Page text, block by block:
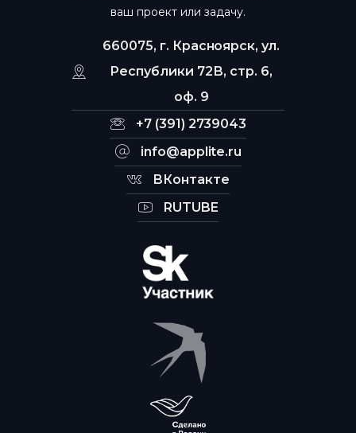
ваш проект или задачу.
660075, г. Красноярск, ул.
Республики 72В, стр. 6,
оф. 9
+7 (391) 2739043
info@applite.ru
ВКонтакте
RUTUBE